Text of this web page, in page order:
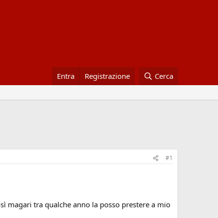
Entra Registrazione Cerca
#1
magari tra qualche anno la posso prestere a mio